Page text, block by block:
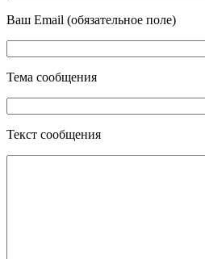
Ваш Email (обязательное поле)
Тема сообщения
Текст сообщения